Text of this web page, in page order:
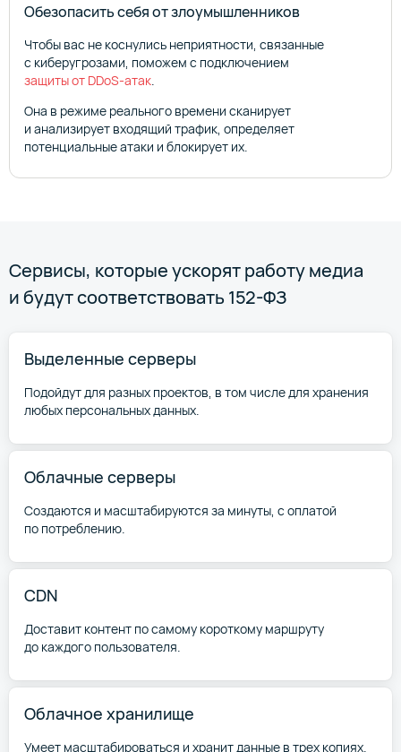
Обезопасить себя от злоумышленников
Чтобы вас не коснулись неприятности, связанные
с киберугрозами, поможем с подключением
защиты от DDoS-атак
Она в режиме реального времени сканирует
и анализирует входящий трафик, определяет
потенциальные атаки и блокирует их.
Сервисы, которые ускорят работу медиа
и будут соответствовать 152-ФЗ
Выделенные серверы
Подойдут для разных проектов, в том числе для хранения
любых персональных данных.
Облачные серверы
Создаются и масштабируются за минуты, с оплатой
по потреблению.
CDN
Доставит контент по самому короткому маршруту
до каждого пользователя.
Облачное хранилище
Умеет масштабироваться и хранит данные в трех копиях.